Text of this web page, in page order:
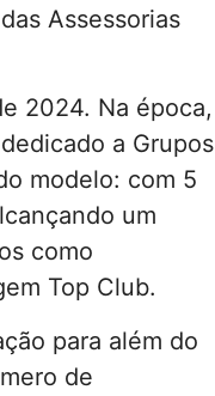
Assessorias
2024. Na época,
a Grupos
modelo: com 5
um
como
Top Club.
para além do
de